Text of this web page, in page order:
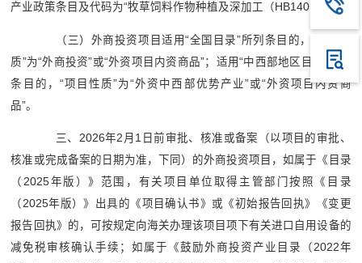
产业政策条目及代码为“牧草饲料作物种植及深加工（HB1401）”。
（三）外商投资项目适用“全国目录”所列条目的，“项目性
质”为“外商投资”或“外资项目内资商品”；适用“中西部地区目录”所列
条目的，“项目性质”为“外资中西部优势产业”或“外资项目内资商
品”。
三、2026年2月1日前审批、核准或备案（以项目的审批、
核准或完成备案的日期为准，下同）的外商投资项目，如属于《目录
（2025年版）》范围，有关项目单位取得主管部门按照《目录
（2025年版）》出具的《项目确认书》或《初始报告回执》《变更
报告回执》的，可按规定向海关办理该项目项下有关进口自用设备的
减免税审核确认手续；如属于《鼓励外商投资产业目录（2022年